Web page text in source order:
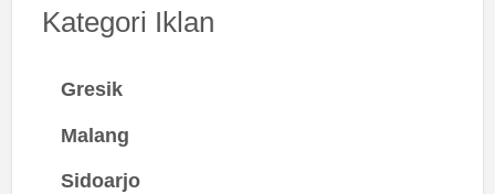
Kategori Iklan
Gresik
Malang
Sidoarjo